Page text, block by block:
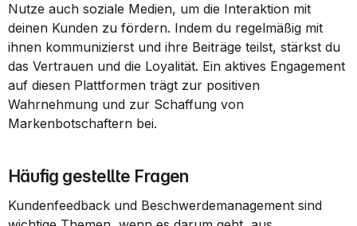
Nutze auch soziale Medien, um die Interaktion mit
deinen Kunden zu fördern. Indem du regelmäßig mit
ihnen kommunizierst und ihre Beiträge teilst, stärkst du
das Vertrauen und die Loyalität. Ein aktives Engagement
auf diesen Plattformen trägt zur positiven
Wahrnehmung und zur Schaffung von
Markenbotschaftern bei.
Häufig gestellte Fragen
Kundenfeedback und Beschwerdemanagement sind